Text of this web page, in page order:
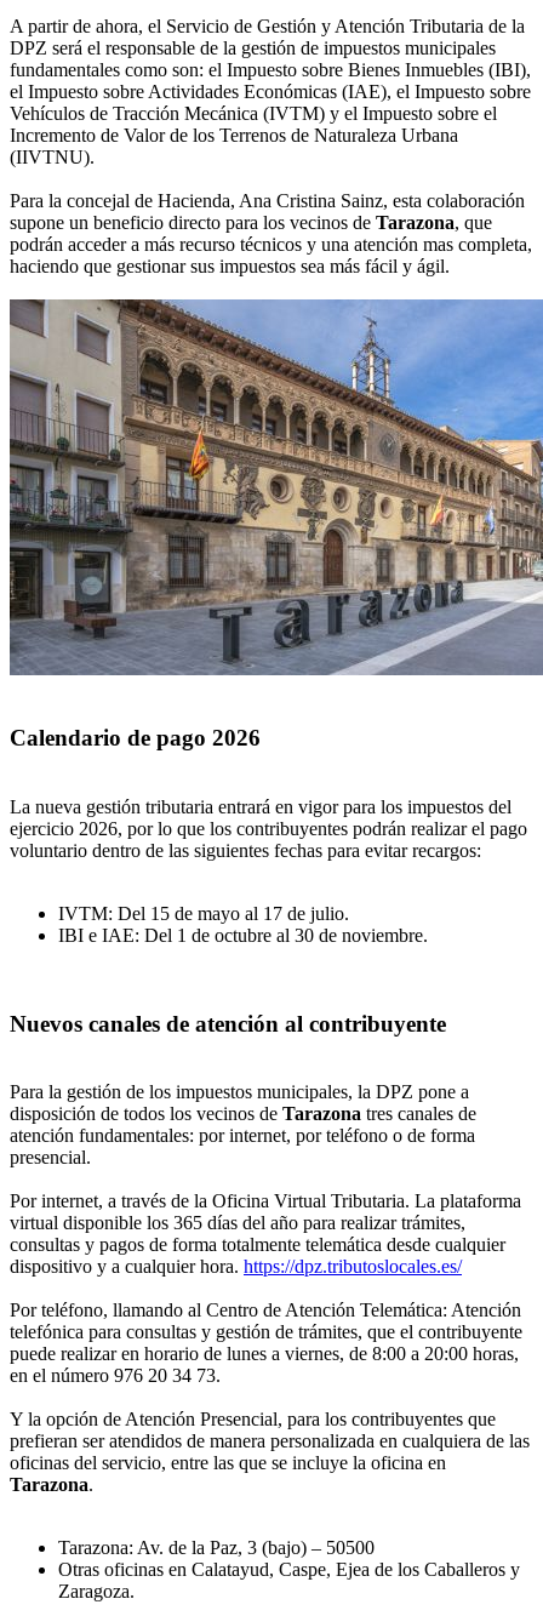
A partir de ahora, el Servicio de Gestión y Atención Tributaria de la
DPZ será el responsable de la gestión de impuestos municipales
fundamentales como son: el Impuesto sobre Bienes Inmuebles (IBI),
el Impuesto sobre Actividades Económicas (IAE), el Impuesto sobre
Vehículos de Tracción Mecánica (IVTM) y el Impuesto sobre el
Incremento de Valor de los Terrenos de Naturaleza Urbana
(IIVTNU).
Para la concejal de Hacienda, Ana Cristina Sainz, esta colaboración
supone un beneficio directo para los vecinos de Tarazona, que
podrán acceder a más recurso técnicos y una atención mas completa,
haciendo que gestionar sus impuestos sea más fácil y ágil.
Calendario de pago 2026
La nueva gestión tributaria entrará en vigor para los impuestos del
ejercicio 2026, por lo que los contribuyentes podrán realizar el pago
voluntario dentro de las siguientes fechas para evitar recargos:
IVTM: Del 15 de mayo al 17 de julio.
IBI e IAE: Del 1 de octubre al 30 de noviembre.
Nuevos canales de atención al contribuyente
Para la gestión de los impuestos municipales, la DPZ pone a
disposición de todos los vecinos de Tarazona tres canales de
atención fundamentales: por internet, por teléfono o de forma
presencial.
Por internet, a través de la Oficina Virtual Tributaria. La plataforma
virtual disponible los 365 días del año para realizar trámites,
consultas y pagos de forma totalmente telemática desde cualquier
dispositivo y a cualquier hora. https://dpz.tributoslocales.es/
Por teléfono, llamando al Centro de Atención Telemática: Atención
telefónica para consultas y gestión de trámites, que el contribuyente
puede realizar en horario de lunes a viernes, de 8:00 a 20:00 horas,
en el número 976 20 34 73.
Y la opción de Atención Presencial, para los contribuyentes que
prefieran ser atendidos de manera personalizada en cualquiera de las
oficinas del servicio, entre las que se incluye la oficina en
Tarazona.
Tarazona: Av. de la Paz, 3 (bajo) – 50500
Otras oficinas en Calatayud, Caspe, Ejea de los Caballeros y
Zaragoza.